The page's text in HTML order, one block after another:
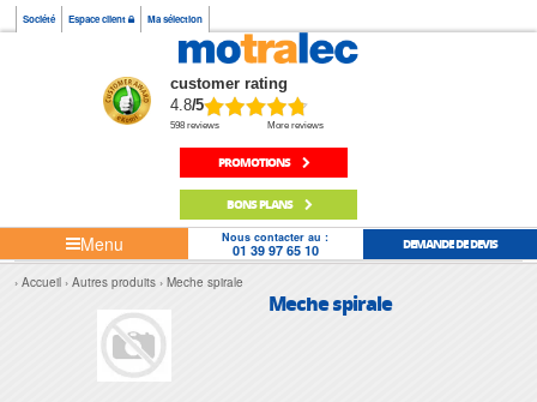
Société Espace client Ma sélection
customer rating
4.8/5
598 reviews More reviews
PROMOTIONS
BONS PLANS
Menu Nous contacter au :
01 39 97 65 10 DEMANDE DE DEVIS
Accueil Autres produits Meche spirale
Meche spirale